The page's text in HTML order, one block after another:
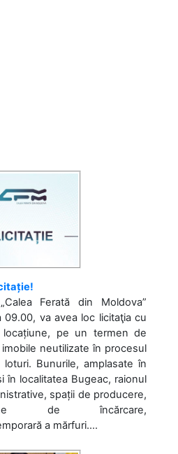
Ferată din Moldova”
09.00, va avea loc licitaţia cu
pe un termen de
neutilizate în procesul
Bunurile, amplasate în
în localitatea Bugeac, raionul
spații de producere,
de încărcare,
a mărfuri....